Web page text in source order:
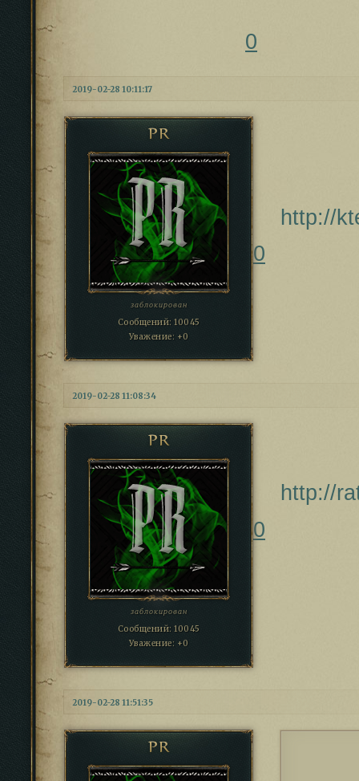
0
2019-02-28 10:11:17
PR
заблокирован
Сообщений: 10045
Уважение: +0
http://
0
2019-02-28 11:08:34
PR
заблокирован
Сообщений: 10045
Уважение: +0
http://
0
2019-02-28 11:51:35
PR